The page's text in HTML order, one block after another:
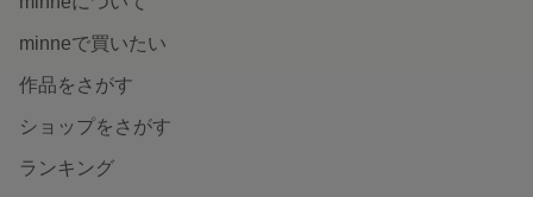
minneで買いたい
作品をさがす
ショップをさがす
ランキング